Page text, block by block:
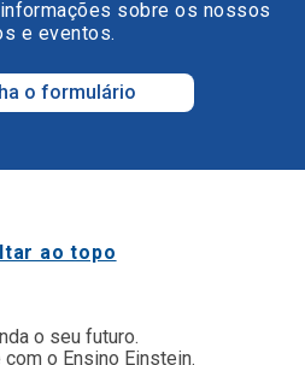
sobre os nossos
e eventos.
o formulário
ao topo
o seu futuro.
o Ensino Einstein.